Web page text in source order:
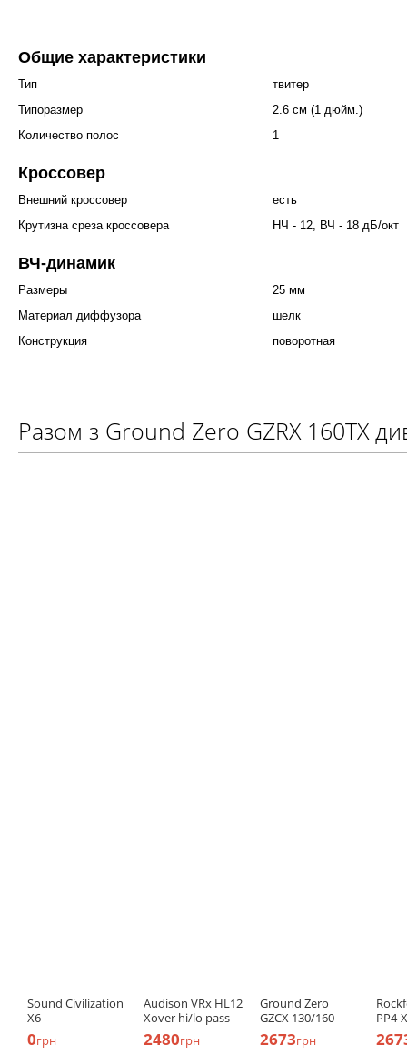
Общие характеристики
Тип
твитер
Типоразмер
2.6 см (1 дюйм.)
Количество полос
1
Кроссовер
Внешний кроссовер
есть
Крутизна среза кроссовера
НЧ - 12, ВЧ - 18 дБ/окт
ВЧ-динамик
Размеры
25 мм
Материал диффузора
шелк
Конструкция
поворотная
Разом з Ground Zero GZRX 160TX
Sound Civilization
X6
0грн
Audison VRx HL12
Xover hi/lo pass
2480грн
Ground Zero
GZCX 130/160
2673грн
PP4-X